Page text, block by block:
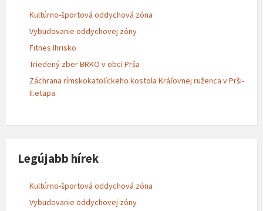
Kultúrno-športová oddychová zóna
Vybudovanie oddychovej zóny
Fitnes Ihrisko
Triedený zber BRKO v obci Prša
Záchrana rímskokatolíckeho kostola Kráľovnej ruženca v Prši-
II.etapa
Legújabb hírek
Kultúrno-športová oddychová zóna
Vybudovanie oddychovej zóny